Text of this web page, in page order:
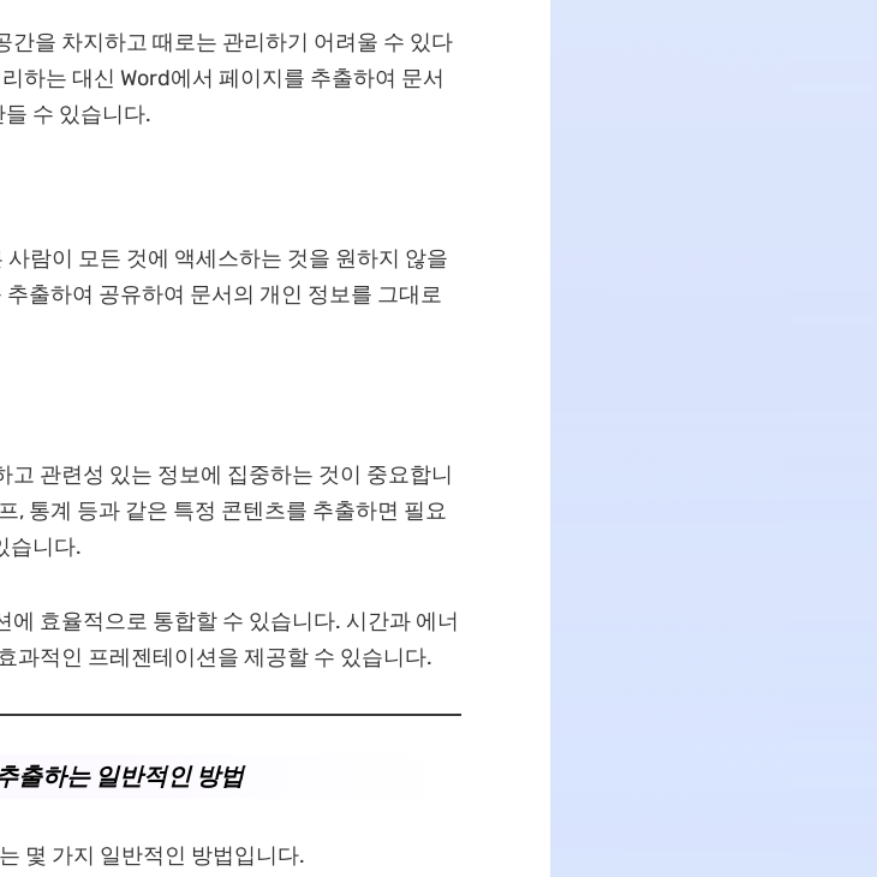
간을 차지하고 때로는 관리하기 어려울 수 있다
하는 대신 Word에서 페이지를 추출하여 문서
수 있습니다.
람이 모든 것에 액세스하는 것을 원하지 않을
출하여 공유하여 문서의 개인 정보를 그대로
관련성 있는 정보에 집중하는 것이 중요합니
, 통계 등과 같은 특정 콘텐츠를 추출하면 필요
습니다.
효율적으로 통합할 수 있습니다. 시간과 에너
과적인 프레젠테이션을 제공할 수 있습니다.
출하는 일반적인 방법
몇 가지 일반적인 방법입니다.